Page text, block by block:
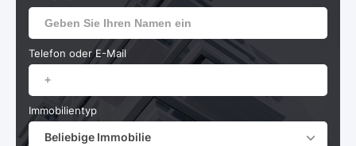
Telefon oder E-Mail
Immobilientyp
Beliebige Immobilie